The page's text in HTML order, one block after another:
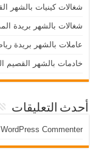
شغالات كينيات بالشهر القصيم
شغالات بالشهر بريدة المذنب
عاملات بالشهر بريدة رياض
خادمات بالشهر القصيم البكيرية
أحدث التعليقات
Commenter